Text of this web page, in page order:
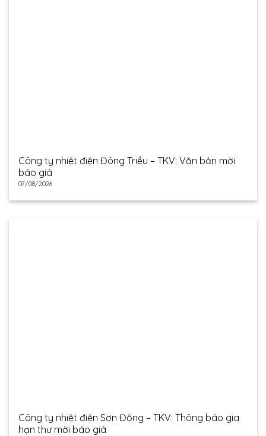
Công ty nhiệt điện Đông Triều – TKV: Văn bản mời
báo giá
07/08/2026
Công ty nhiệt điện Sơn Động – TKV: Thông báo gia
hạn thư mời báo giá